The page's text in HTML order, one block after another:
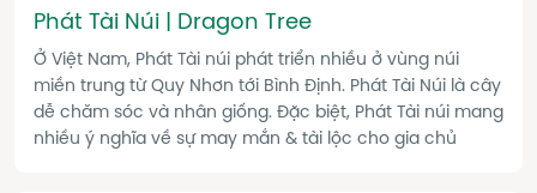
Phát Tài Núi | Dragon Tree
Ở Việt Nam, Phát Tài núi phát triển nhiều ở vùng núi
miền trung từ Quy Nhơn tới Bình Định. Phát Tài Núi là cây
dễ chăm sóc và nhân giống. Đặc biệt, Phát Tài núi mang
nhiều ý nghĩa về sự may mắn & tài lộc cho gia chủ